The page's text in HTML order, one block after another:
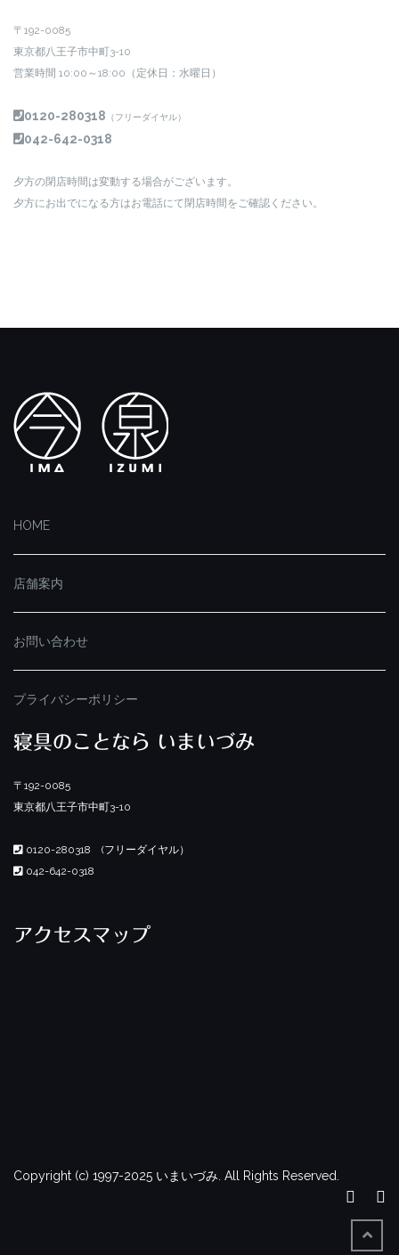
〒192-0085
東京都八王子市中町3-10
営業時間 10:00～18:00（定休日：水曜日）
0120-280318 （フリーダイヤル）
042-642-0318
夕方の閉店時間は変動する場合がございます。
夕方にお出でになる方はお電話にて閉店時間をご確認ください。
HOME
店舗案内
お問い合わせ
プライバシーポリシー
寝具のことなら いまいづみ
〒192-0085
東京都八王子市中町3-10
0120-280318 (フリーダイヤル）
042-642-0318
アクセスマップ
Copyright (c) 1997-2025 いまいづみ. All Rights Reserved.